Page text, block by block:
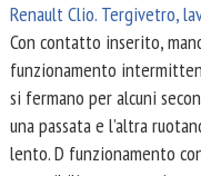
Renault Clio. Tergivetro,
Con contatto inserito,
funzionamento
si fermano per alcuni
una passata e l’altra
lento. D funzionamento